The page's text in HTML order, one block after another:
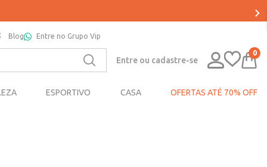
Blog Entre no Grupo Vip
Entre ou cadastre-se
0
ESPORTIVO CASA OFERTAS ATÉ 70% OFF